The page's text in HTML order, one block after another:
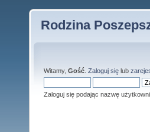
Rodzina
Witamy, Gość Zaloguj się lub
Zaloguj się podając nazwę